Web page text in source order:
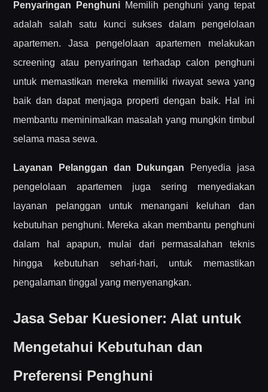
Penyaringan Penghuni Memilih penghuni yang tepat
adalah salah satu kunci sukses dalam pengelolaan
apartemen. Jasa pengelolaan apartemen melakukan
screening atau penyaringan terhadap calon penghuni
untuk memastikan mereka memiliki riwayat sewa yang
baik dan dapat menjaga properti dengan baik. Hal ini
membantu meminimalkan masalah yang mungkin timbul
selama masa sewa.
Layanan Pelanggan dan Dukungan Penyedia jasa
pengelolaan apartemen juga sering menyediakan
layanan pelanggan untuk menangani keluhan dan
kebutuhan penghuni. Mereka akan membantu penghuni
dalam hal apapun, mulai dari permasalahan teknis
hingga kebutuhan sehari-hari, untuk memastikan
pengalaman tinggal yang menyenangkan.
Jasa Sebar Kuesioner: Alat untuk
Mengetahui Kebutuhan dan
Preferensi Penghuni